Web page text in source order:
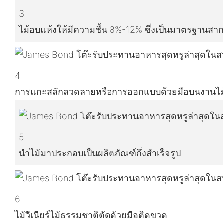
3
ไม้อบแห้งให้มีความชื้น 8%-12% ซึ่งเป็นมาตรฐานสา
4
การแกะสลักลวดลายหรือการออกแบบด้วยมือบนงานไ
5
นำไม้มาประกอบเป็นผลิตภัณฑ์กึ่งสำเร็จรูป
6
ไม้วีเนียร์ไม้ธรรมชาติตัดด้วยมือติดขวด